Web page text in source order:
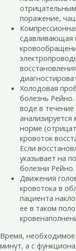
поражение,
сдавливающая
Холодовая
болезнь
воде в течение
анализируется
норме
кровоток
Если
указывает на
болезни Рейно.
Движения
кровотока в
пациента
ее в таком
Время, необходимое
минут, а с